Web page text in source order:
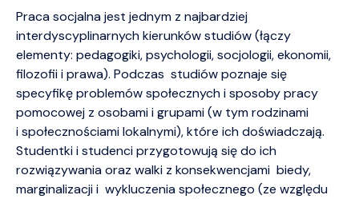
Praca socjalna jest jednym z najbardziej
interdyscyplinarnych kierunków studiów (łączy
elementy: pedagogiki, psychologii, socjologii, ekonomii,
filozofii i prawa). Podczas studiów poznaje się
specyfikę problemów społecznych i sposoby pracy
pomocowej z osobami i grupami (w tym rodzinami
i społecznościami lokalnymi), które ich doświadczają.
Studentki i studenci przygotowują się do ich
rozwiązywania oraz walki z konsekwencjami biedy,
marginalizacji i wykluczenia społecznego (ze względu